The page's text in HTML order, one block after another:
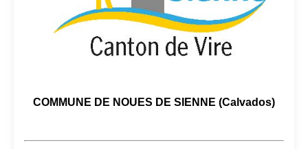
COMMUNE DE NOUES DE SIENNE (Calvados)